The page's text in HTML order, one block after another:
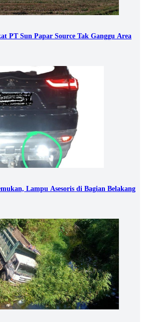
PT Sun Papar Source Tak Ganggu Area
Lampu Asesoris di Bagian Belakang